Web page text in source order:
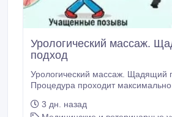
Урологический массаж.
подход
Урологический массаж. Щадящий
Процедура проходит
дискомфорта. 15000 тг первый сеанс: массаж +
3 дн. назад